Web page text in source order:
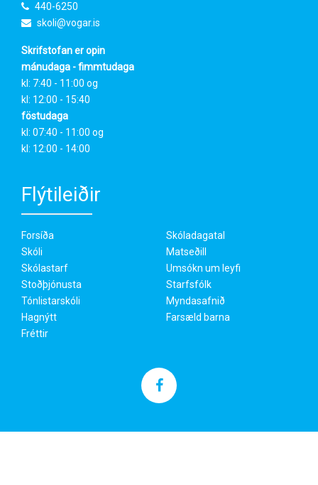
440-6250
skoli@vogar.is
Skrifstofan er opin
mánudaga - fimmtudaga
kl: 7:40 - 11:00 og
kl: 12:00 - 15:40
föstudaga
kl: 07:40 - 11:00 og
kl: 12:00 - 14:00
Flýtileiðir
Forsíða
Skóli
Skólastarf
Stoðþjónusta
Tónlistarskóli
Hagnýtt
Fréttir
Skóladagatal
Matseðill
Umsókn um leyfi
Starfsfólk
Myndasafnið
Farsæld barna